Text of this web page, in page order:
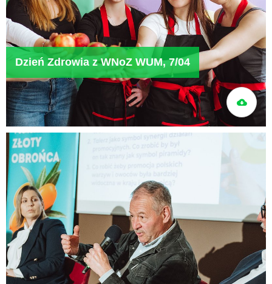
Dzień Zdrowia z WNoZ WUM, 7/04